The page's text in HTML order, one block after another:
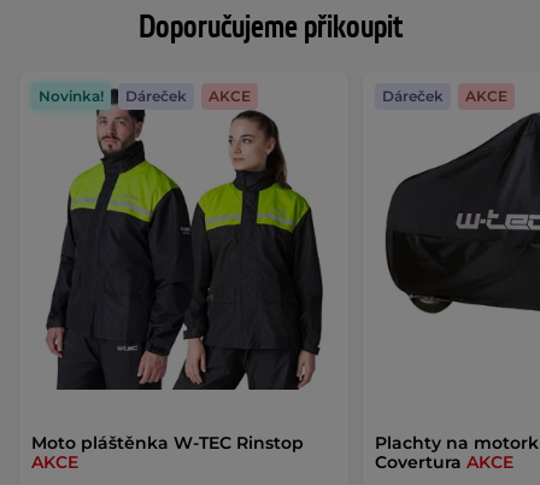
Doporučujeme přikoupit
Moto pláštěnka W-TEC Rinstop
AKCE
Novinka! Dáreček AKCE
Plachty na
CoverturaAKCE
Dáreček AKCE